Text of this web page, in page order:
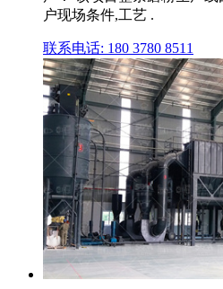
户现场条件,工艺 .
联系电话: 180 3780 8511